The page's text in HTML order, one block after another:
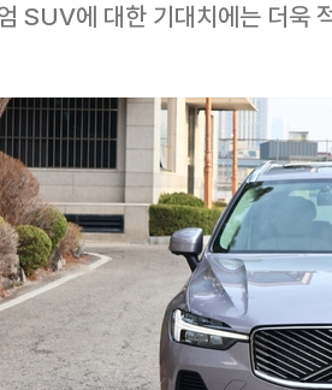
SUV에 대한 기대치에는 더욱